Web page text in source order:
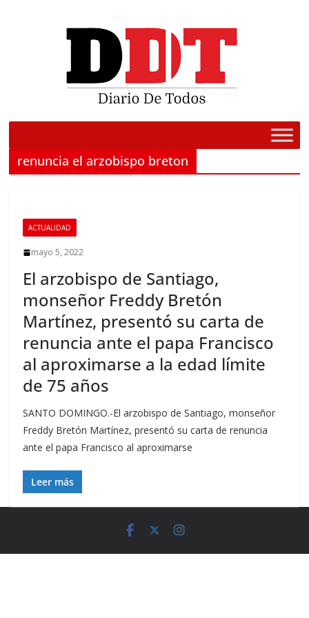
renuncia el arzobispo breton
ACTUALIDAD
mayo 5, 2022
El arzobispo de Santiago,
monseñor Freddy Bretón
Martínez, presentó su carta de
renuncia ante el papa Francisco
al aproximarse a la edad límite
de 75 años
SANTO DOMINGO.-El arzobispo de Santiago, monseñor
Freddy Bretón Martínez, presentó su carta de renuncia
ante el papa Francisco al aproximarse
Leer más